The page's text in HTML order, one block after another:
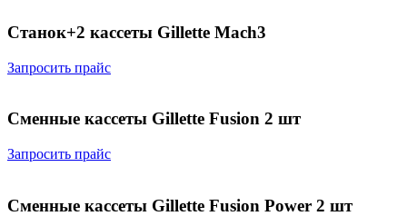
Станок+2 кассеты Gillette Maсh3
Запросить прайс
Сменные кассеты Gillette Fusion 2 шт
Запросить прайс
Сменные кассеты Gillette Fusion Power 2 шт